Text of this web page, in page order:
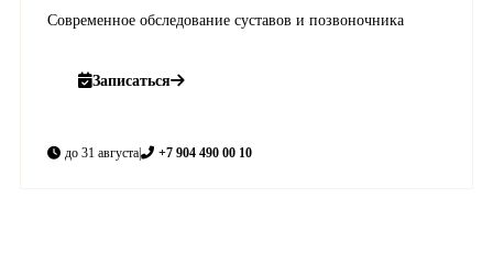
Современное обследование суставов и позвоночника
Записаться
до 31 августа| +7 904 490 00 10